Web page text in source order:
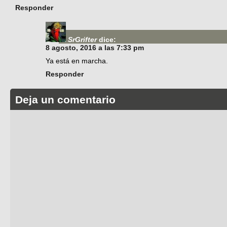
Responder
SrGrifter dice:
8 agosto, 2016 a las 7:33 pm
Ya está en marcha.
Responder
Deja un comentario